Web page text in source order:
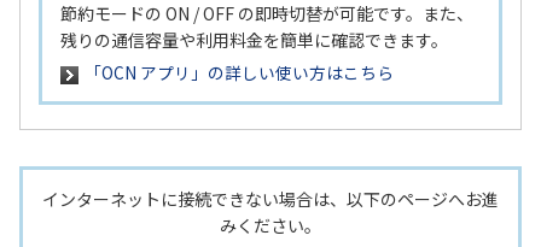
9/10
節約モードの ON / OFF の即時切替が可能です。また、
残りの通信容量や利用料金を簡単に確認できます。
「OCN アプリ」の詳しい使い方はこちら
インターネットに接続できない場合は、以下のページへお進
みください。